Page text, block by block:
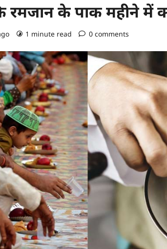
रमजान के पाक महीने में
1 minute read 0 comments